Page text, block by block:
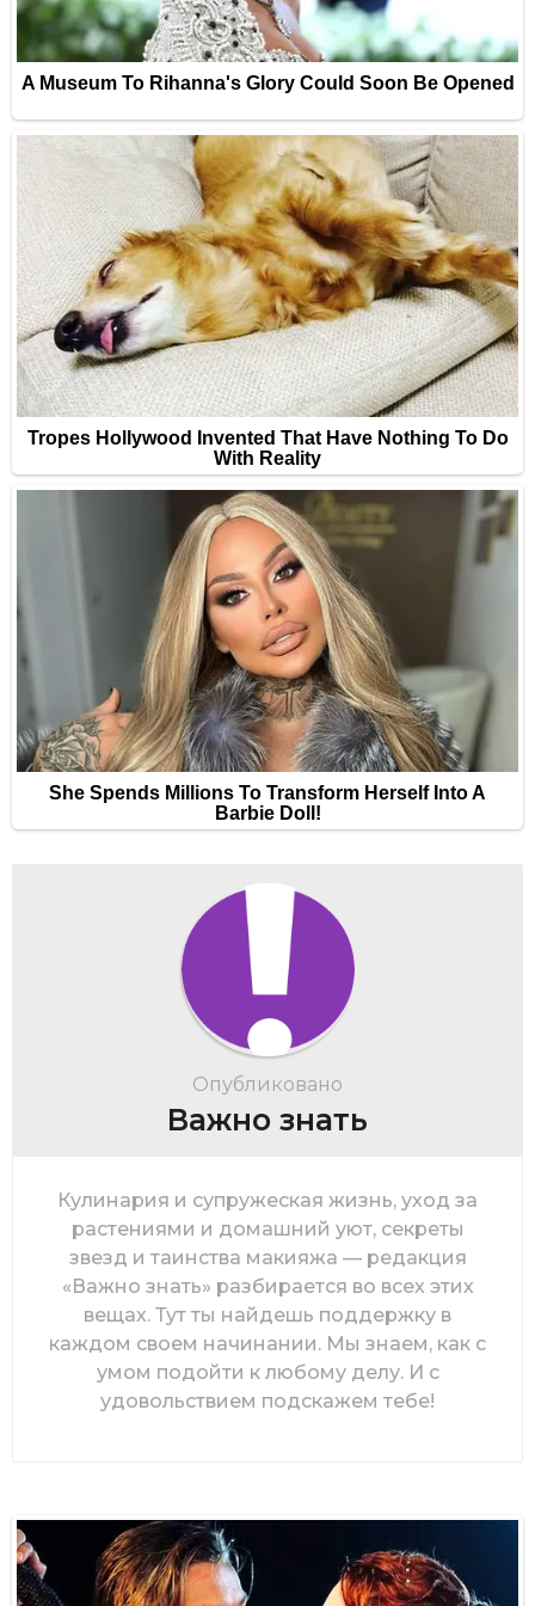
Опубликовано
Важно знать
Кулинария и супружеская жизнь, уход за
растениями и домашний уют, секреты
звезд и таинства макияжа — редакция
«Важно знать» разбирается во всех этих
вещах. Тут ты найдешь поддержку в
каждом своем начинании. Мы знаем, как с
умом подойти к любому делу. И с
удовольствием подскажем тебе!